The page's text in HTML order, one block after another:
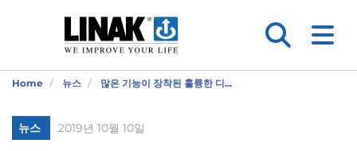
Home 뉴스 많은 기능이 장착된 훌륭한 디...
뉴스 2019년 10월 10일